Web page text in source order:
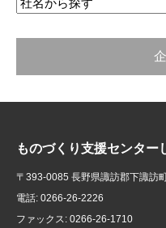
ものづくり支援センター
〒393-0085 長野県諏訪郡下諏訪
電話: 0266-26-2226
ファックス: 0266-26-1710